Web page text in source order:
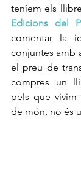
Edicions del
comentar la
conjuntes amb
el preu de
compres un
pels que
de món, no és